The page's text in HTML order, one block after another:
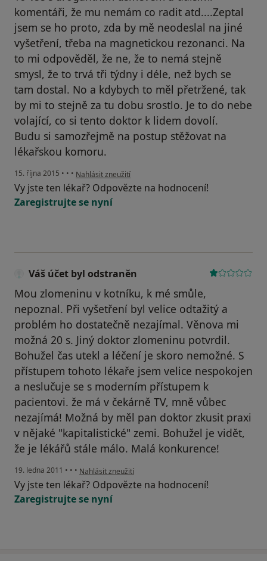
komentáři, že mu nemám co radit atd....Zeptal
jsem se ho proto, zda by mě neodeslal na jiné
vyšetření, třeba na magnetickou rezonanci. Na
to mi odpověděl, že ne, že to nemá stejně
smysl, že to trvá tři týdny i déle, než bych se
tam dostal. No a kdybych to měl přetržené, tak
by mi to stejně za tu dobu srostlo. Je to do nebe
volající, co si tento doktor k lidem dovolí.
Budu si samozřejmě na postup stěžovat na
lékařskou komoru.
15. října 2015 • • • podle názoru uživatele Váš účet byl odstraněn
Nahlásit zneužití
Vy jste ten lékař? Odpovězte na hodnocení!
Zaregistrujte se nyní
Váš účet byl odstraněn
Mou zlomeninu v kotníku, k mé smůle,
nepoznal. Při vyšetření byl velice odtažitý a
problém ho dostatečně nezajímal. Věnova mi
možná 20 s. Jiný doktor zlomeninu potvrdil.
Bohužel čas utekl a léčení je skoro nemožné. S
přístupem tohoto lékaře jsem velice nespokojen
a neslučuje se s moderním přístupem k
pacientovi. že má v čekárně TV, mně vůbec
nezajímá! Možná by měl pan doktor zkusit praxi
v nějaké "kapitalistické" zemi. Bohužel je vidět,
že je lékářů stále málo. Malá konkurence!
19. ledna 2011 • • • podle názoru uživatele Váš účet byl odstraněn
Nahlásit zneužití
Vy jste ten lékař? Odpovězte na hodnocení!
Zaregistrujte se nyní